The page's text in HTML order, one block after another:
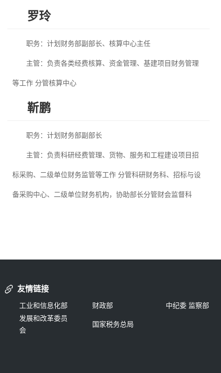
罗玲
职务： 计划财务部副部长、核算中心主任
主管：负责各类经费核算、资金管理、基建项目财务管理
等工作 分管核算中心
靳鹏
职务： 计划财务部副部长
主管：负责科研经费管理、货物、服务和工程建设项目招
标采购、二级单位财务监管等工作 分管科研财务科、招标与设
备采购中心、二级单位财务机构，协助部长分管财会监督科
友情链接
工业和信息化部 财政部
中纪委 监察部
发展和改革委员
会
国家税务总局